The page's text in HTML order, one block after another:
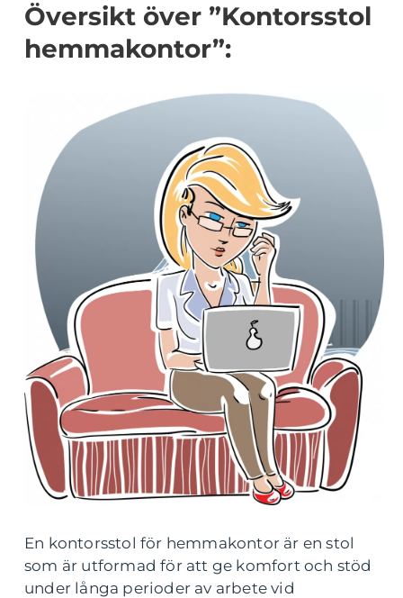
Översikt över ”Kontorsstol
hemmakontor”:
En kontorsstol för hemmakontor är en stol
som är utformad för att ge komfort och stöd
under långa perioder av arbete vid